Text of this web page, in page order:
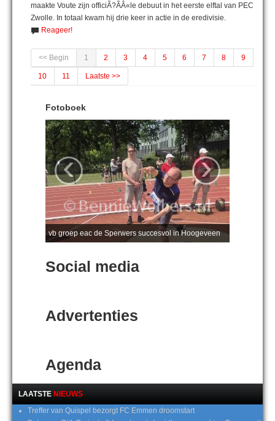
maakte Voute zijn officiÃ?ÃÂ«le debuut in het eerste elftal van PEC
Zwolle. In totaal kwam hij drie keer in actie in de eredivisie.
Reageer!
<< Begin 1 2 3 4 5 6 7 8 9
10 11 Laatste >>
Fotoboek
vb groep eac de Sperwers succesvol in Hoogeveen
‹ ›
Social media
Advertenties
Agenda
LAATSTE NIEUWS
Treffer van Quispel bezorgt FC Emmen droomstart